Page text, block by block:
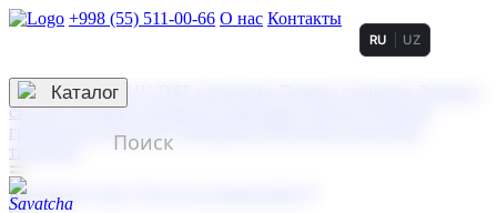
+998 (55) 511-00-66 О нас Контакты
3D гравировка
смолой (Doming)
гравировка твердая
тиснение
RU UZ
☰
Контакты
Каталог